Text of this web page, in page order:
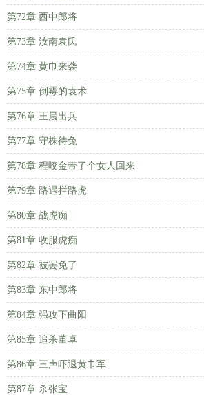
第72章 西中郎将
第73章 汝南袁氏
第74章 黄巾来袭
第75章 倒霉的袁术
第76章 王晨出兵
第77章 守株待兔
第78章 程咬金带了个女人回来
第79章 路遇拦路虎
第80章 战虎痴
第81章 收服虎痴
第82章 被罢免了
第83章 东中郎将
第84章 强攻下曲阳
第85章 追杀董卓
第86章 三声吓退黄巾军
第87章 杀张宝